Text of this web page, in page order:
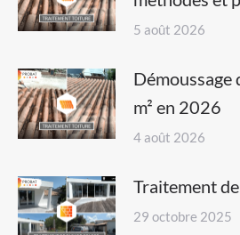
5 août 2026
Démoussage
m² en 2026
4 août 2026
Traitement
29 octobre 2025